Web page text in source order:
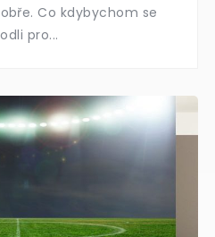
Co kdybychom se
pro...